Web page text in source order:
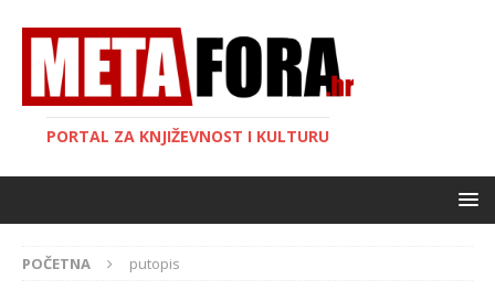
PORTAL ZA KNJIŽEVNOST I KULTURU
POČETNA putopis